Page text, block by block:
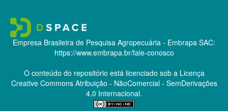
Empresa Brasileira de Pesquisa Agropecuária - Embrapa SAC:
https://www.embrapa.br/fale-conosco
O conteúdo do repositório está licenciado sob a Licença
Creative CommonsAtribuição - NãoComercial - SemDerivações
4.0 Internacional.